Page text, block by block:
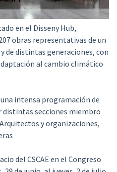
en el Disseny Hub,
obras representativas de un
de distintas generaciones, con
al cambio climático
intensa programación de
secciones miembro
y organizaciones,
del CSCAE en el Congreso